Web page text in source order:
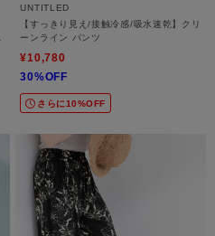
UNTITLED
【すっきり見え/接触冷感/吸水速乾】クリ
ーンライン パンツ
¥10,780
30%OFF
さらに10%OFF